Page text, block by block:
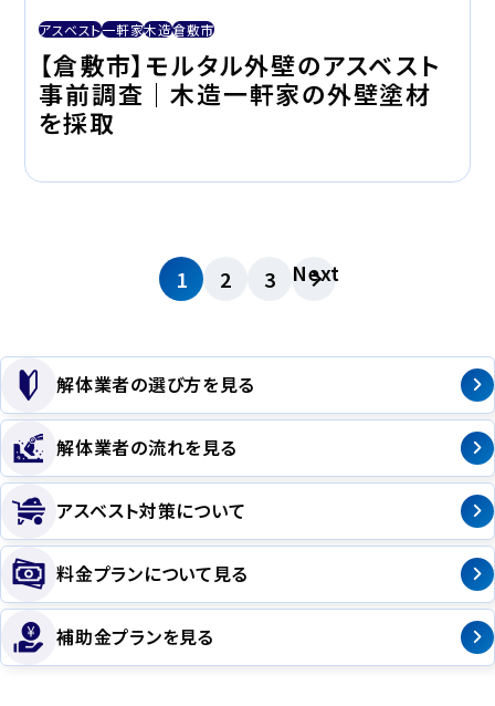
アスベスト一軒家木造倉敷市
【倉敷市】モルタル外壁のアスベスト
事前調査｜木造一軒家の外壁塗材
を採取
1 2 3 Next
解体業者の選び方を見る
解体業者の流れを見る
アスベスト対策について
料金プランについて見る
補助金プランを見る